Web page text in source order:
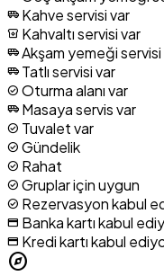
airport_shuttle Kahve servisi var
breakfast_dining Kahvaltı servisi var
airport_shuttle Akşam yemeği servisi
airport_shuttle Tatlı servisi var
check_circle Oturma alanı var
airport_shuttle Masaya servis var
check_circle Tuvalet var
check_circle Gündelik
check_circle Rahat
check_circle Gruplar için uygun
check_circle Rezervasyon kabul
credit_card Banka kartı kabul
credit_card Kredi kartı kabul
explore